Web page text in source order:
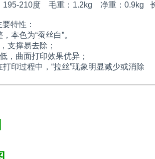
210度 毛重： 1.2kg 净重：0.9kg
要特性：
为“蚕丝白”。
支撑易去除；
，曲面打印效果优异；
程中，“拉丝”现象明显减少或消除